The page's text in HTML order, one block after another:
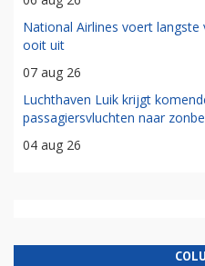
National Airlines voert
ooit uit
07 aug 26
Luchthaven Luik krijgt
passagiersvluchten naar
04 aug 26